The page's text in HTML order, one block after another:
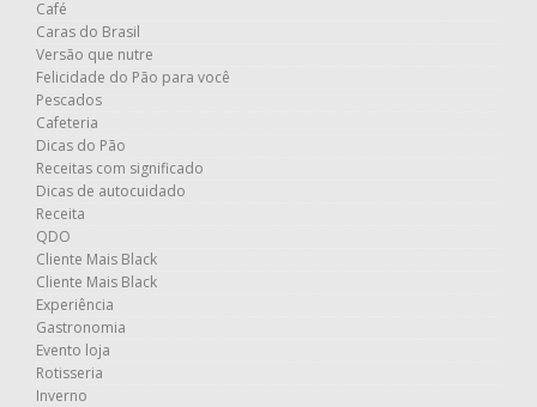
Café
Caras do Brasil
Versão que nutre
Felicidade do Pão para você
Pescados
Cafeteria
Dicas do Pão
Receitas com significado
Dicas de autocuidado
Receita
QDO
Cliente Mais Black
Cliente Mais Black
Experiência
Gastronomia
Evento loja
Rotisseria
Inverno